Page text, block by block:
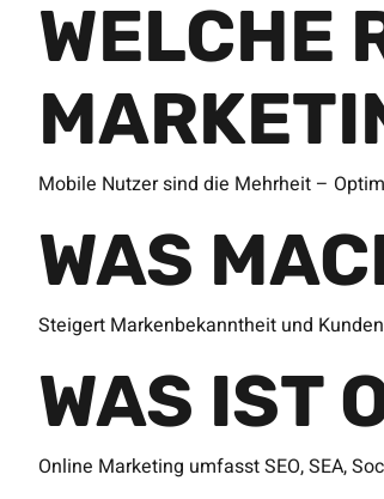
WELCHE
Mobile Nutzer sind die Mehrheit –
WAS
Steigert Markenbekanntheit und
WAS IST
Online Marketing umfasst SEO, SEA,